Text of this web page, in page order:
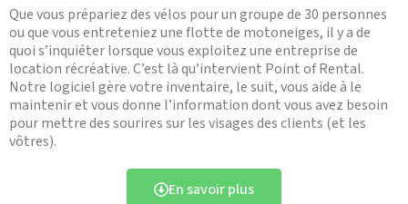
Que vous prépariez des vélos pour un groupe de 30 personnes
ou que vous entreteniez une flotte de motoneiges, il y a de
quoi s’inquiéter lorsque vous exploitez une entreprise de
location récréative. C’est là qu’intervient Point of Rental.
Notre logiciel gère votre inventaire, le suit, vous aide à le
maintenir et vous donne l’information dont vous avez besoin
pour mettre des sourires sur les visages des clients (et les
vôtres).
En savoir plus